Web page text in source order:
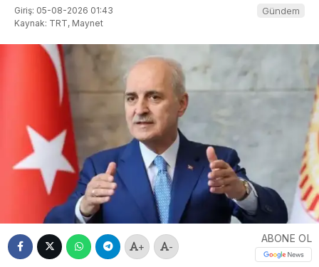
Giriş: 05-08-2026 01:43
Kaynak: TRT, Maynet
Gündem
+ -
ABONE OL